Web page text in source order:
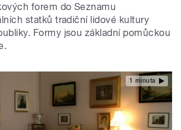
forem do Seznamu
statků tradiční lidové kultury
Formy jsou základní pomůckou
1 minuta